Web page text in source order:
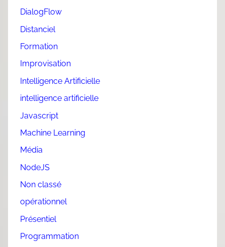
DialogFlow
Distanciel
Formation
Improvisation
Intelligence Artificielle
intelligence artificielle
Javascript
Machine Learning
Média
NodeJS
Non classé
opérationnel
Présentiel
Programmation